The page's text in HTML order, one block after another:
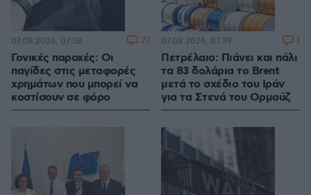
Γονικές παροχές: Οι
παγίδες στις μεταφορές
χρημάτων που μπορεί να
κοστίσουν σε φόρο
07.08.2026, 07:58 27
Πετρέλαιο: Πιάνει και πάλι
τα 83 δολάρια το Brent
μετά το σχέδιο του Ιράν
για τα Στενά του Ορμούζ
07.08.2026, 07:39 1